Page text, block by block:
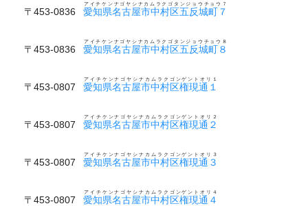
〒453-0836 愛知県名古屋市中村区五反城町７
アイチケンナゴヤシナカムラクゴタンジョウチョウ７
〒453-0836 愛知県名古屋市中村区五反城町８
アイチケンナゴヤシナカムラクゴタンジョウチョウ８
〒453-0807 愛知県名古屋市中村区権現通１
アイチケンナゴヤシナカムラクゴンゲントオリ１
〒453-0807 愛知県名古屋市中村区権現通２
アイチケンナゴヤシナカムラクゴンゲントオリ２
〒453-0807 愛知県名古屋市中村区権現通３
アイチケンナゴヤシナカムラクゴンゲントオリ３
〒453-0807 愛知県名古屋市中村区権現通４
アイチケンナゴヤシナカムラクゴンゲントオリ４